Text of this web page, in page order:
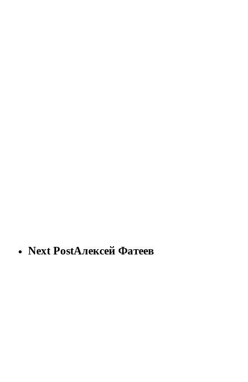
Next PostАлексей Фатеев